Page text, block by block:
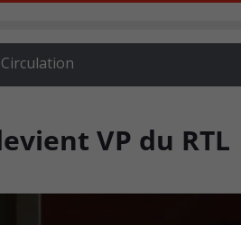
VP du RTL